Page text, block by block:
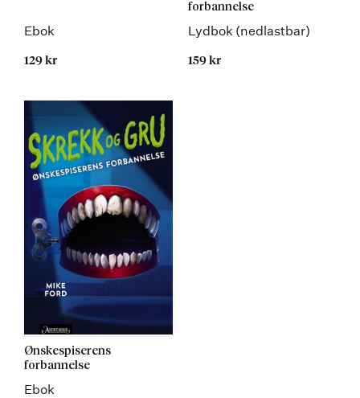
Ebok
129 kr
forbannelse
Lydbok (nedlastbar)
159 kr
Ønskespiserens
forbannelse
Ebok